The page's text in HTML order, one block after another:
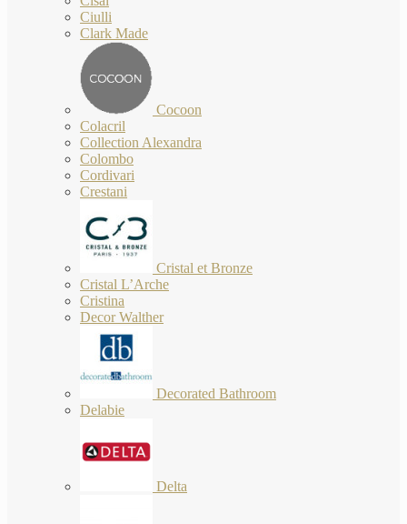
Ciulli
Clark Made
Cocoon
Colacril
Collection Alexandra
Colombo
Cordivari
Crestani
Cristal et Bronze
Cristal L’Arche
Cristina
Decor Walther
Decorated Bathroom
Delabie
Delta